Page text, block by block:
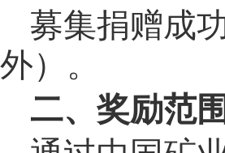
募集捐赠成
外）。
二、奖励范